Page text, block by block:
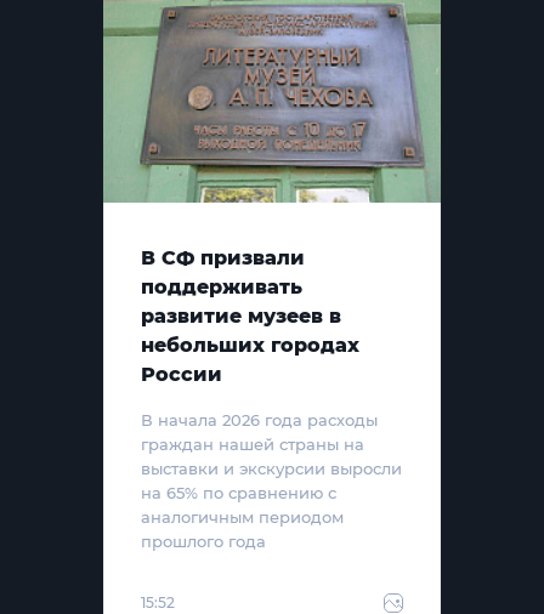
В СФ призвали
поддерживать
развитие музеев в
небольших городах
России
В начала 2026 года расходы
граждан нашей страны на
выставки и экскурсии выросли
на 65% по сравнению с
аналогичным периодом
прошлого года
15:52